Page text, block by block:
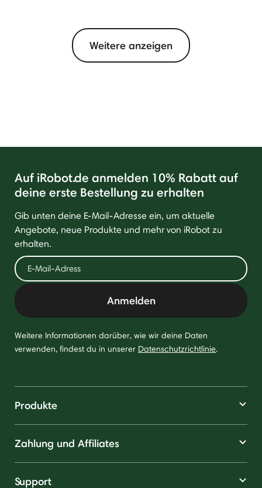
Weitere anzeigen
Auf iRobot.de anmelden 10% Rabatt auf
deine erste Bestellung zu erhalten
Gib unten deine E-Mail-Adresse ein, um aktuelle
Angebote, neue Produkte und mehr von iRobot zu
erhalten.
Anmelden
Weitere Informationen darüber, wie wir deine Daten
verwenden, findest du in unserer Datenschutzrichtlinie.
Produkte
Zahlung und Affiliates
Support